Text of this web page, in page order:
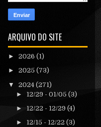
ARQUIVO DO SITE
► 2026 (1)
► 2025 (73)
▼ 2024 (271)
► 12/29 - 01/05 (3)
► 12/22 - 12/29 (4)
► 12/15 - 12/22 (3)